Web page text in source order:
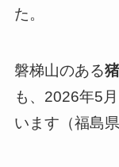
た。
磐梯山のある
も、2026年5
います（福島